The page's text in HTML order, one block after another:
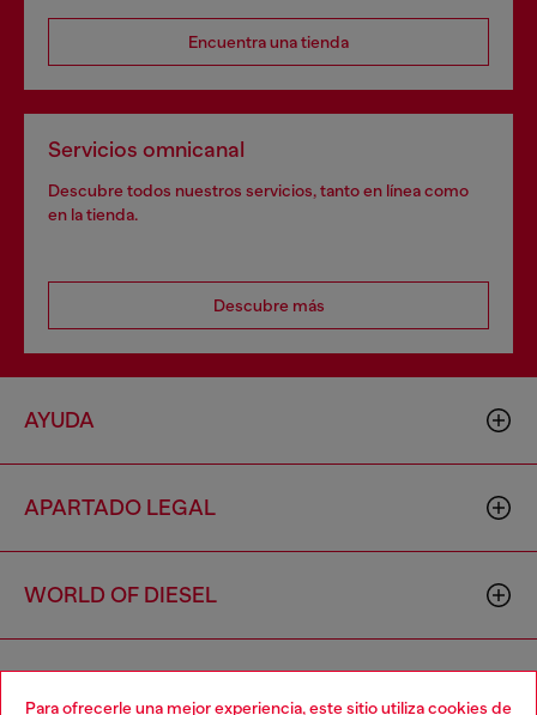
Para ofrecerle una mejor experiencia, este sitio utiliza cookies de
Encuentra una tienda
Servicios omnicanal
Descubre todos nuestros servicios, tanto en línea como
en la tienda.
Descubre más
AYUDA
APARTADO LEGAL
WORLD OF DIESEL